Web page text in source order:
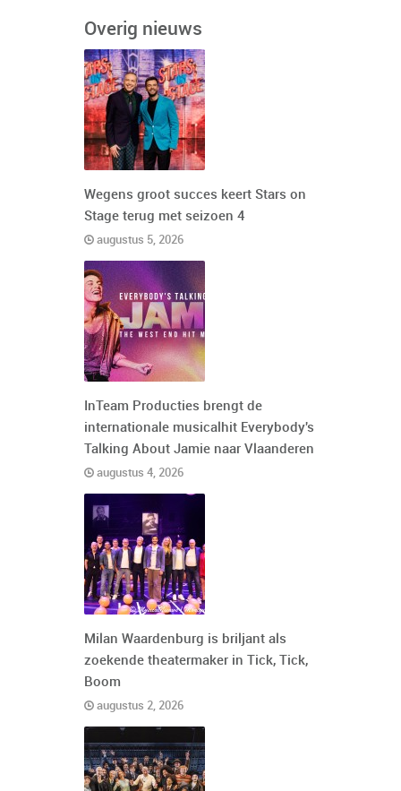
Overig nieuws
Wegens groot succes keert Stars on
Stage terug met seizoen 4
augustus 5, 2026
InTeam Producties brengt de
internationale musicalhit Everybody's
Talking About Jamie naar Vlaanderen
augustus 4, 2026
Milan Waardenburg is briljant als
zoekende theatermaker in Tick, Tick,
Boom
augustus 2, 2026